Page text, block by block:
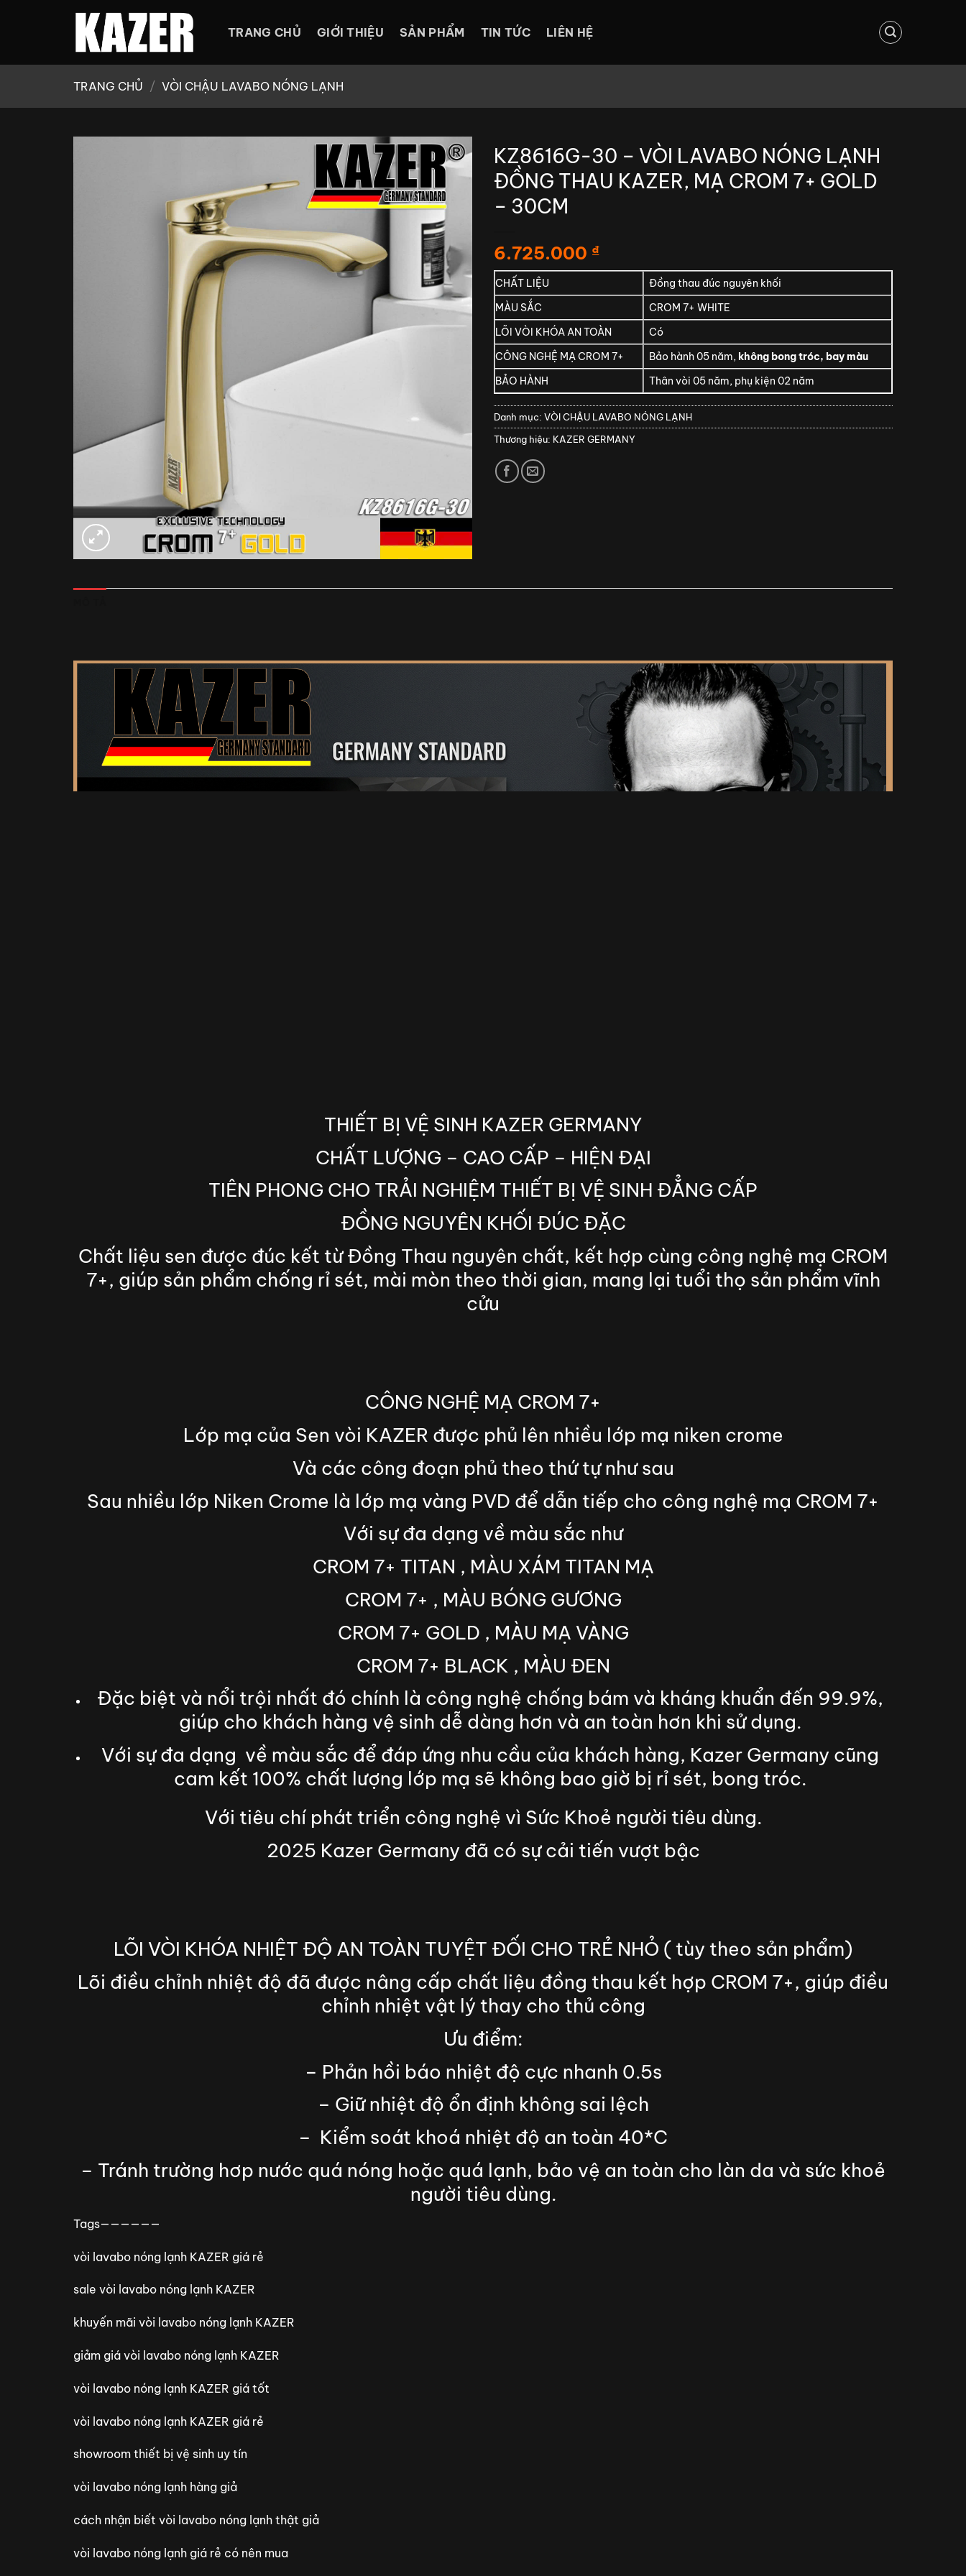
dung
TRANG CHỦ GIỚI THIỆU SẢN PHẨM TIN TỨC LIÊN HỆ
TRANG CHỦ / VÒI CHẬU LAVABO NÓNG LẠNH
KZ8616G-30 – VÒI LAVABO NÓNG LẠNH
ĐỒNG THAU KAZER, MẠ CROM 7+ GOLD
– 30CM
6.725.000 ₫
CHẤT LIỆU
Đồng thau đúc nguyên khối
MÀU SẮC
CROM 7+ WHITE
LÕI VÒI KHÓA AN TOÀN
Có
CÔNG NGHỆ MẠ CROM 7+
Bảo hành 05 năm, không bong tróc, bay màu
BẢO HÀNH
Thân vòi 05 năm, phụ kiện 02 năm
Danh mục: VÒI CHẬU LAVABO NÓNG LẠNH
Thương hiệu: KAZER GERMANY
THIẾT BỊ VỆ SINH KAZER GERMANY
CHẤT LƯỢNG – CAO CẤP – HIỆN ĐẠI
TIÊN PHONG CHO TRẢI NGHIỆM THIẾT BỊ VỆ SINH ĐẲNG CẤP
ĐỒNG NGUYÊN KHỐI ĐÚC ĐẶC
Chất liệu sen được đúc kết từ Đồng Thau nguyên chất, kết hợp cùng công nghệ mạ CROM
7+, giúp sản phẩm chống rỉ sét, mài mòn theo thời gian, mang lại tuổi thọ sản phẩm vĩnh
cửu
CÔNG NGHỆ MẠ CROM 7+
Lớp mạ của Sen vòi KAZER được phủ lên nhiều lớp mạ niken crome
Và các công đoạn phủ theo thứ tự như sau
Sau nhiều lớp Niken Crome là lớp mạ vàng PVD để dẫn tiếp cho công nghệ mạ CROM 7+
Với sự đa dạng về màu sắc như
CROM 7+ TITAN , MÀU XÁM TITAN MẠ
CROM 7+ , MÀU BÓNG GƯƠNG
CROM 7+ GOLD , MÀU MẠ VÀNG
CROM 7+ BLACK , MÀU ĐEN
Đặc biệt và nổi trội nhất đó chính là công nghệ chống bám và kháng khuẩn đến 99.9%,
giúp cho khách hàng vệ sinh dễ dàng hơn và an toàn hơn khi sử dụng.
Với sự đa dạng về màu sắc để đáp ứng nhu cầu của khách hàng, Kazer Germany cũng
cam kết 100% chất lượng lớp mạ sẽ không bao giờ bị rỉ sét, bong tróc.
Với tiêu chí phát triển công nghệ vì Sức Khoẻ người tiêu dùng.
2025 Kazer Germany đã có sự cải tiến vượt bậc
LÕI VÒI KHÓA NHIỆT ĐỘ AN TOÀN TUYỆT ĐỐI CHO TRẺ NHỎ ( tùy theo sản phẩm)
Lõi điều chỉnh nhiệt độ đã được nâng cấp chất liệu đồng thau kết hợp CROM 7+, giúp điều
chỉnh nhiệt vật lý thay cho thủ công
Ưu điểm:
– Phản hồi báo nhiệt độ cực nhanh 0.5s
– Giữ nhiệt độ ổn định không sai lệch
– Kiểm soát khoá nhiệt độ an toàn 40*C
– Tránh trường hơp nước quá nóng hoặc quá lạnh, bảo vệ an toàn cho làn da và sức khoẻ
người tiêu dùng.
Tags——————
vòi lavabo nóng lạnh KAZER giá rẻ
sale vòi lavabo nóng lạnh KAZER
khuyến mãi vòi lavabo nóng lạnh KAZER
giảm giá vòi lavabo nóng lạnh KAZER
vòi lavabo nóng lạnh KAZER giá tốt
vòi lavabo nóng lạnh KAZER giá rẻ
showroom thiết bị vệ sinh uy tín
vòi lavabo nóng lạnh hàng giả
cách nhận biết vòi lavabo nóng lạnh thật giả
vòi lavabo nóng lạnh giá rẻ có nên mua